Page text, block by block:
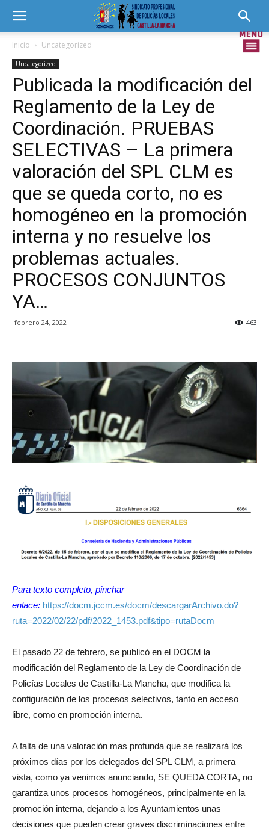
Inicio Uncategorized
Uncategorized
Publicada la modificación del
Reglamento de la Ley de
Coordinación. PRUEBAS
SELECTIVAS – La primera
valoración del SPL CLM es
que se queda corto, no es
homogéneo en la promoción
interna y no resuelve los
problemas actuales.
PROCESOS CONJUNTOS
YA…
febrero 24, 2022 463
Para texto completo, pinchar
enlace: https://docm.jccm.es/docm/descargarArchivo.do?
ruta=2022/02/22/pdf/2022_1453.pdf&tipo=rutaDocm
El pasado 22 de febrero, se publicó en el DOCM la
modificación del Reglamento de la Ley de Coordinación de
Policías Locales de Castilla-La Mancha, que modifica la
configuración de los procesos selectivos, tanto en acceso
libre, como en promoción interna.
A falta de una valoración mas profunda que se realizará los
próximos días por los delegados del SPL CLM, a primera
vista, como ya venimos anunciando, SE QUEDA CORTA, no
garantiza unos procesos homogéneos, principalmente en la
promoción interna, dejando a los Ayuntamientos unas
decisiones que pueden crear graves discriminaciones entre